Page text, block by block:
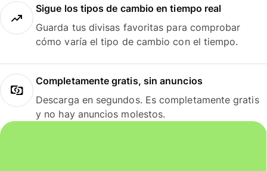
Sigue los tipos de cambio en tiempo real
Guarda tus divisas favoritas para comprobar
cómo varía el tipo de cambio con el tiempo.
Completamente gratis, sin anuncios
Descarga en segundos. Es completamente gratis
y no hay anuncios molestos.